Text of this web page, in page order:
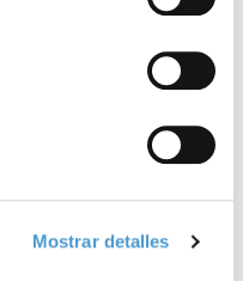
Mostrar detalles